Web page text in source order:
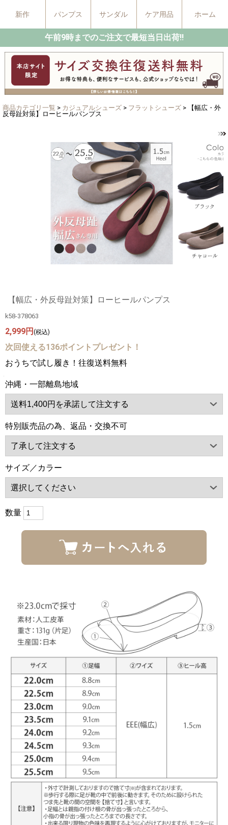
新作 パンプス サンダル ケア用品 ホーム
午前9時までのご注文で最短当日出荷!!
商品カテゴリ一覧 > カジュアルシューズ > フラットシューズ > 【幅広・外
反母趾対策】ローヒールパンプス
【幅広・外反母趾対策】ローヒールパンプス
k58-378063
2,999円 (税込)
次回使える136ポイントプレゼント！
おうちで試し履き！往復送料無料
沖縄・一部離島地域
特別販売品の為、返品・交換不可
サイズ／カラー
数量